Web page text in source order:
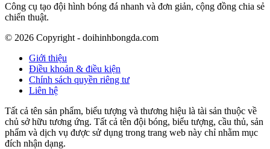
Công cụ tạo đội hình bóng đá nhanh và đơn giản, cộng đồng chia sẻ
chiến thuật.
© 2026 Copyright - doihinhbongda.com
Giới thiệu
Điều khoản & điều kiện
Chính sách quyền riêng tư
Liên hệ
Tất cả tên sản phẩm, biểu tượng và thương hiệu là tài sản thuộc về
chủ sở hữu tương ứng. Tất cả tên đội bóng, biểu tượng, cầu thủ, sản
phẩm và dịch vụ được sử dụng trong trang web này chỉ nhằm mục
đích nhận dạng.